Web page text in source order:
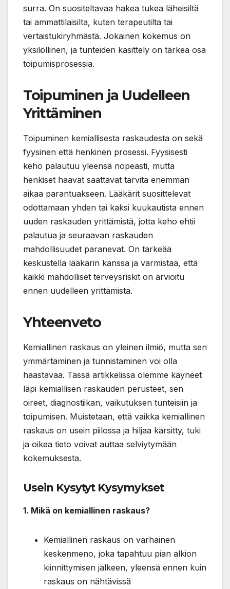
surra. On suositeltavaa hakea tukea läheisiltä
tai ammattilaisilta, kuten terapeutilta tai
vertaistukiryhmästä. Jokainen kokemus on
yksilöllinen, ja tunteiden käsittely on tärkeä osa
toipumisprosessia.
Toipuminen ja Uudelleen
Yrittäminen
Toipuminen kemiallisesta raskaudesta on sekä
fyysinen että henkinen prosessi. Fyysisesti
keho palautuu yleensä nopeasti, mutta
henkiset haavat saattavat tarvita enemmän
aikaa parantuakseen. Lääkärit suosittelevat
odottamaan yhden tai kaksi kuukautista ennen
uuden raskauden yrittämistä, jotta keho ehtii
palautua ja seuraavan raskauden
mahdollisuudet paranevat. On tärkeää
keskustella lääkärin kanssa ja varmistaa, että
kaikki mahdolliset terveysriskit on arvioitu
ennen uudelleen yrittämistä.
Yhteenveto
Kemiallinen raskaus on yleinen ilmiö, mutta sen
ymmärtäminen ja tunnistaminen voi olla
haastavaa. Tässä artikkelissa olemme käyneet
läpi kemiallisen raskauden perusteet, sen
oireet, diagnostiikan, vaikutuksen tunteisiin ja
toipumisen. Muistetaan, että vaikka kemiallinen
raskaus on usein piilossa ja hiljaa kärsitty, tuki
ja oikea tieto voivat auttaa selviytymään
kokemuksesta.
Usein Kysytyt Kysymykset
1. Mikä on kemiallinen raskaus?
Kemiallinen raskaus on varhainen
keskenmeno, joka tapahtuu pian alkion
kiinnittymisen jälkeen, yleensä ennen kuin
raskaus on nähtävissä